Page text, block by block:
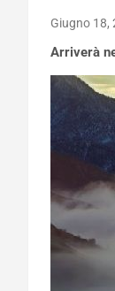
Giugno 18,
Arriverà